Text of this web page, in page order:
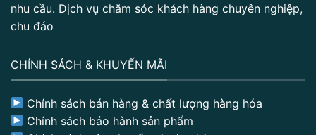
nhu cầu. Dịch vụ chăm sóc khách hàng chuyên nghiệp,
chu đáo
CHÍNH SÁCH & KHUYẾN MÃI
Chính sách bán hàng & chất lượng hàng hóa
Chính sách bảo hành sản phẩm